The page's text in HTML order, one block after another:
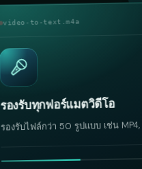
video-to-text.m4a
รองรับทุกฟอร์แมตวิดีโอ
รองรับไฟล์กว่า 50 รูปแบบ เช่น